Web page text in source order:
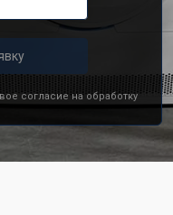
согласие на обработку